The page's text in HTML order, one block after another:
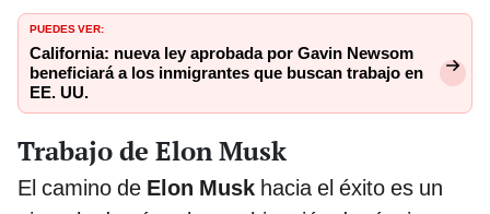
PUEDES VER:
California: nueva ley aprobada por Gavin Newsom
beneficiará a los inmigrantes que buscan trabajo en
EE. UU.
Trabajo de Elon Musk
El camino de Elon Musk hacia el éxito es un